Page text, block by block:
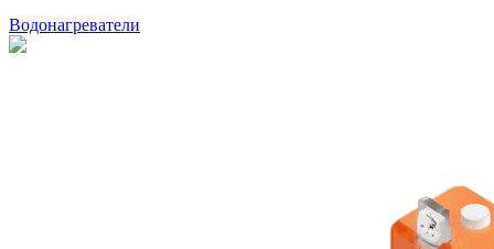
Водонагреватели